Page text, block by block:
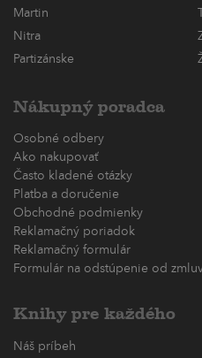
Martin
Nitra
Partizánske
Nákupný poradca
Osobné odbery
Ako nakupovať
Často kladené otázky
Platba a doručenie
Obchodné podmienky
Reklamačný poriadok
Reklamačný formulár
Formulár na odstúpenie od
Knihy pre každého
Náš príbeh